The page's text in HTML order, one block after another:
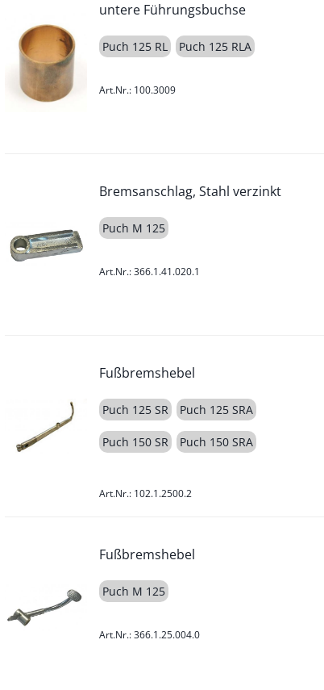
untere Führungsbuchse
Puch 125 RL Puch 125 RLA
Art.Nr.: 100.3009
Bremsanschlag, Stahl verzinkt
Puch M 125
Art.Nr.: 366.1.41.020.1
Fußbremshebel
Puch 125 SR Puch 125 SRA
Puch 150 SR Puch 150 SRA
Art.Nr.: 102.1.2500.2
Fußbremshebel
Puch M 125
Art.Nr.: 366.1.25.004.0